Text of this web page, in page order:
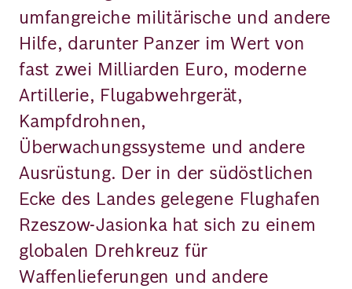
umfangreiche militärische und andere
Hilfe, darunter Panzer im Wert von
fast zwei Milliarden Euro, moderne
Artillerie, Flugabwehrgerät,
Kampfdrohnen,
Überwachungssysteme und andere
Ausrüstung. Der in der südöstlichen
Ecke des Landes gelegene Flughafen
Rzeszow-Jasionka hat sich zu einem
globalen Drehkreuz für
Waffenlieferungen und andere